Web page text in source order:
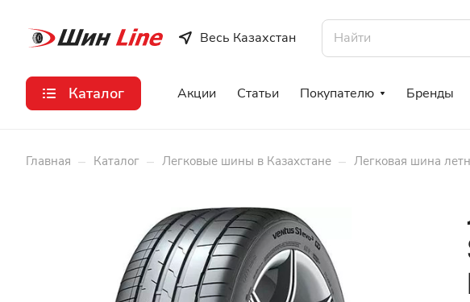
Весь Казахстан
Каталог Акции Статьи Покупателю Бренды
Главная – Каталог – Легковые шины в Казахстане – Легковая шина